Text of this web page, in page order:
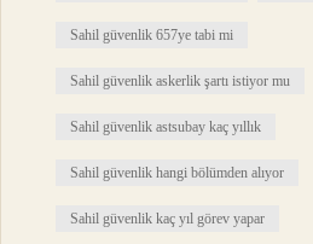
Sahil güvenlik 657ye tabi mi
Sahil güvenlik askerlik şartı istiyor mu
Sahil güvenlik astsubay kaç yıllık
Sahil güvenlik hangi bölümden alıyor
Sahil güvenlik kaç yıl görev yapar